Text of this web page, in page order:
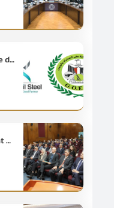
Le chef de l'Organisation générale de contrôle des exportations et des importations visite l'usine sidérurgique de Qandil à Obour City
L'ingénieur /Essam El-Naggar tient une réunion élargie comprenant les dirigeants de (l'USAID), le projet (l'USAID TRADE), le Conseil d’Exportation pour les industries d’ingénierie, les dirigeants de la (GOEIC) et les groupes du travail technique spéciaux à l’Administration de et l'évaluation des risques pour le secteur des produits des appareils électriques affilé à l'Autorité.